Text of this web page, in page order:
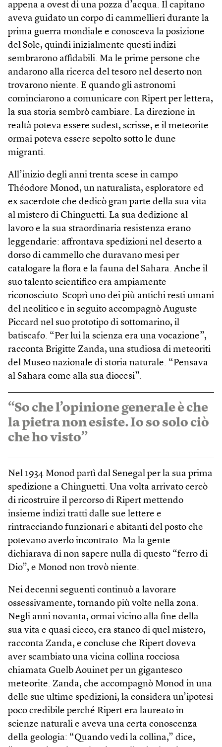
appena a ovest di una pozza d’acqua. Il capitano
aveva guidato un corpo di cammellieri durante la
prima guerra mondiale e conosceva la posizione
del Sole, quindi inizialmente questi indizi
sembrarono affidabili. Ma le prime persone che
andarono alla ricerca del tesoro nel deserto non
trovarono niente. E quando gli astronomi
cominciarono a comunicare con Ripert per lettera,
la sua storia sembrò cambiare. La direzione in
realtà poteva essere sudest, scrisse, e il meteorite
ormai poteva essere sepolto sotto le dune
migranti.
All’inizio degli anni trenta scese in campo
Théodore Monod, un naturalista, esploratore ed
ex sacerdote che dedicò gran parte della sua vita
al mistero di Chinguetti. La sua dedizione al
lavoro e la sua straordinaria resistenza erano
leggendarie: affrontava spedizioni nel deserto a
dorso di cammello che duravano mesi per
catalogare la flora e la fauna del Sahara. Anche il
suo talento scientifico era ampiamente
riconosciuto. Scoprì uno dei più antichi resti umani
del neolitico e in seguito accompagnò Auguste
Piccard nel suo prototipo di sottomarino, il
batiscafo. “Per lui la scienza era una vocazione”,
racconta Brigitte Zanda, una studiosa di meteoriti
del Museo nazionale di storia naturale. “Pensava
al Sahara come alla sua diocesi”.
“So che l’opinione generale è che
la pietra non esiste. Io so solo ciò
che ho visto”
Nel 1934 Monod partì dal Senegal per la sua prima
spedizione a Chinguetti. Una volta arrivato cercò
di ricostruire il percorso di Ripert mettendo
insieme indizi tratti dalle sue lettere e
rintracciando funzionari e abitanti del posto che
potevano averlo incontrato. Ma la gente
dichiarava di non sapere nulla di questo “ferro di
Dio”, e Monod non trovò niente.
Nei decenni seguenti continuò a lavorare
ossessivamente, tornando più volte nella zona.
Negli anni novanta, ormai vicino alla fine della
sua vita e quasi cieco, era stanco di quel mistero,
racconta Zanda, e concluse che Ripert doveva
aver scambiato una vicina collina rocciosa
chiamata Guelb Aouinet per un gigantesco
meteorite. Zanda, che accompagnò Monod in una
delle sue ultime spedizioni, la considera un’ipotesi
poco credibile perché Ripert era laureato in
scienze naturali e aveva una certa conoscenza
della geologia: “Quando vedi la collina,” dice,